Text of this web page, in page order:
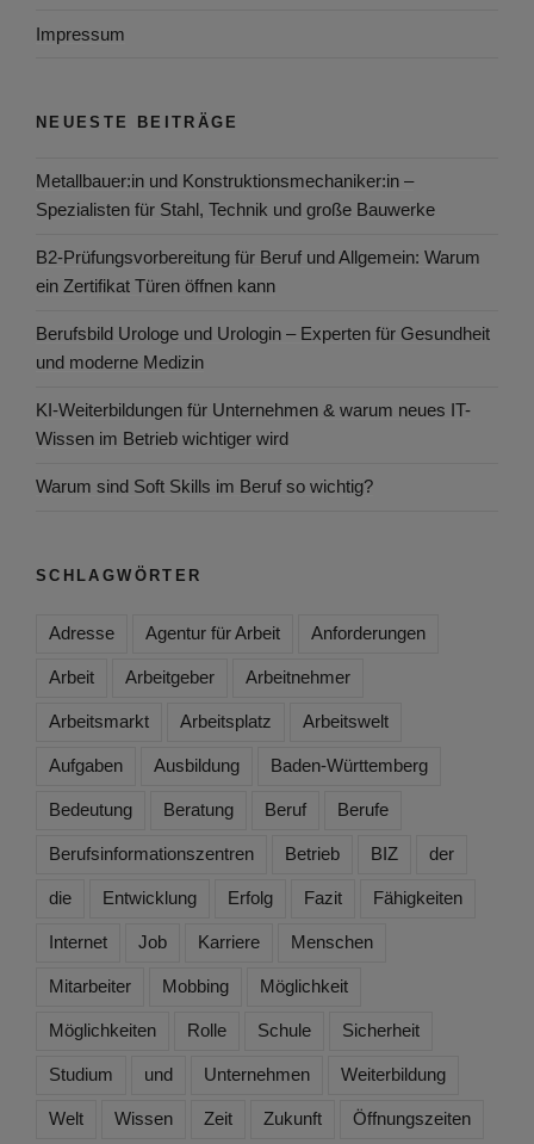
Impressum
NEUESTE BEITRÄGE
Metallbauer:in und Konstruktionsmechaniker:in –
Spezialisten für Stahl, Technik und große Bauwerke
B2-Prüfungsvorbereitung für Beruf und Allgemein: Warum
ein Zertifikat Türen öffnen kann
Berufsbild Urologe und Urologin – Experten für Gesundheit
und moderne Medizin
KI-Weiterbildungen für Unternehmen & warum neues IT-
Wissen im Betrieb wichtiger wird
Warum sind Soft Skills im Beruf so wichtig?
SCHLAGWÖRTER
Adresse Agentur für Arbeit Anforderungen
Arbeit Arbeitgeber Arbeitnehmer
Arbeitsmarkt Arbeitsplatz Arbeitswelt
Aufgaben Ausbildung Baden-Württemberg
Bedeutung Beratung Beruf Berufe
Berufsinformationszentren Betrieb BIZ der
die Entwicklung Erfolg Fazit Fähigkeiten
Internet Job Karriere Menschen
Mitarbeiter Mobbing Möglichkeit
Möglichkeiten Rolle Schule Sicherheit
Studium und Unternehmen Weiterbildung
Welt Wissen Zeit Zukunft Öffnungszeiten